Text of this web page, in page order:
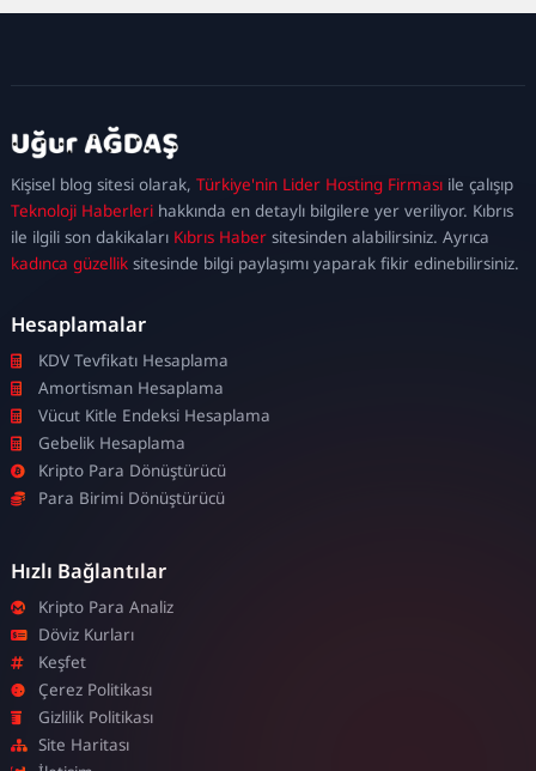
Kişisel blog sitesi olarak,Türkiye'nin Lider Hosting Firması ile çalışıp
Teknoloji Haberleri hakkında en detaylı bilgilere yer veriliyor. Kıbrıs
ile ilgili son dakikaları Kıbrıs Haber sitesinden alabilirsiniz. Ayrıca
kadınca güzellik sitesinde bilgi paylaşımı yaparak fikir edinebilirsiniz.
kadıköy
escortmaltepe
escortataşehir
escortümraniye
escort
Hesaplamalar
KDV Tevfikatı Hesaplama
Amortisman Hesaplama
Vücut Kitle Endeksi Hesaplama
Gebelik Hesaplama
Kripto Para Dönüştürücü
Para Birimi Dönüştürücü
Hızlı Bağlantılar
Kripto Para Analiz
Döviz Kurları
Keşfet
Çerez Politikası
Gizlilik Politikası
Site Haritası